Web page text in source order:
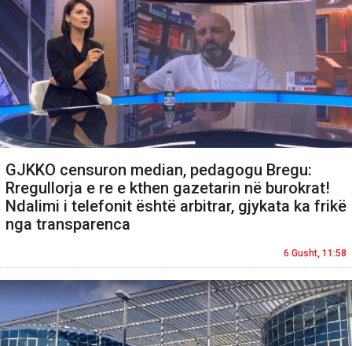
GJKKO censuron median, pedagogu Bregu:
Rregullorja e re e kthen gazetarin në burokrat!
Ndalimi i telefonit është arbitrar, gjykata ka frikë
nga transparenca
6 Gusht, 11:58